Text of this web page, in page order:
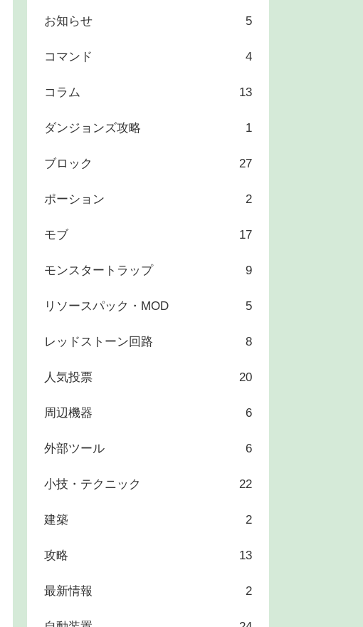
お知らせ 5
コマンド 4
コラム 13
ダンジョンズ攻略 1
ブロック 27
ポーション 2
モブ 17
モンスタートラップ 9
リソースパック・MOD 5
レッドストーン回路 8
人気投票 20
周辺機器 6
外部ツール 6
小技・テクニック 22
建築 2
攻略 13
最新情報 2